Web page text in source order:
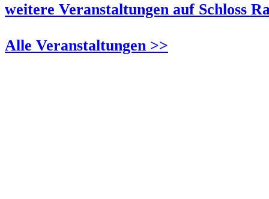
weitere Veranstaltungen auf Schloss
Alle Veranstaltungen >>